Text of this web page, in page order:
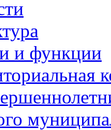
и функции